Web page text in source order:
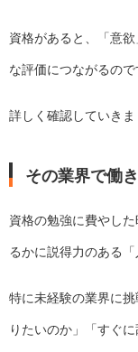
資格があると、「意
な評価につながるので
詳しく確認していきま
その業界で働
資格の勉強に費やし
るかに説得力のある
特に未経験の業界に
りたいのか」「すぐ